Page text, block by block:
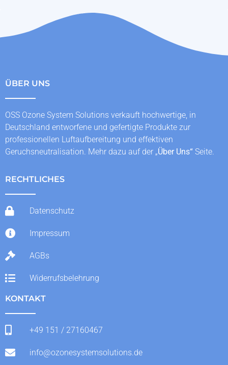
ÜBER UNS
OSS Ozone System Solutions verkauft hochwertige, in
Deutschland entworfene und gefertigte Produkte zur
professionellen Luftaufbereitung und effektiven
Geruchsneutralisation. Mehr dazu auf der „Über Uns“ Seite.
RECHTLICHES
Datenschutz
Impressum
AGBs
Widerrufsbelehrung
KONTAKT
+49 151 / 27160467
info@ozonesystemsolutions.de